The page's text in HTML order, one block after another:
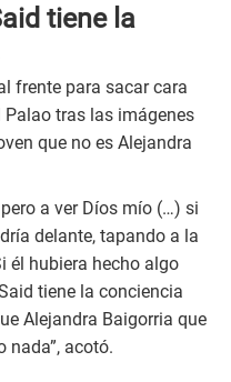
tiene la
frente para sacar cara
tras las imágenes
que no es Alejandra
a ver Díos mío (…) si
delante, tapando a la
él hubiera hecho algo
tiene la conciencia
Alejandra Baigorria que
nada”, acotó.